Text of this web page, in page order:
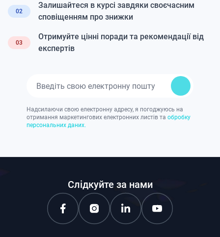
02
Залишайтеся в курсі завдяки своєчасним
сповіщенням про знижки
03
Отримуйте цінні поради та рекомендації від
експертів
Надсилаючи свою електронну адресу, я погоджуюсь на
отримання маркетингових електронних листів та обробку
персональних даних.
Слідкуйте за нами